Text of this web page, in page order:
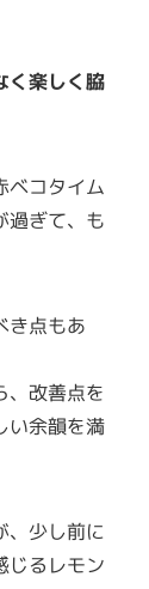
く楽しく脇
ベコタイム
過ぎて、も
き点もあ
、改善点を
い余韻を満
、少し前に
じるレモン